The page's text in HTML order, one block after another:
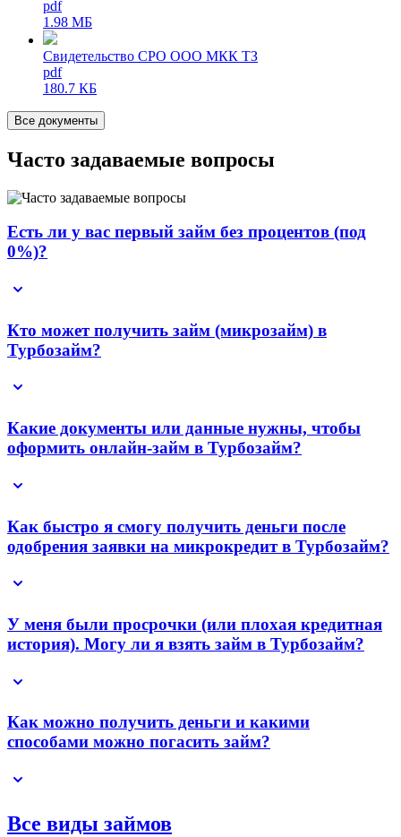
pdf
1.98 МБ
Свидетельство СРО ООО МКК ТЗ
pdf
180.7 КБ
Все документы
Часто задаваемые вопросы
Есть ли у вас первый займ без процентов (под
0%)?
Кто может получить займ (микрозайм) в
Турбозайм?
Какие документы или данные нужны, чтобы
оформить онлайн-займ в Турбозайм?
Как быстро я смогу получить деньги после
одобрения заявки на микрокредит в Турбозайм?
У меня были просрочки (или плохая кредитная
история). Могу ли я взять займ в Турбозайм?
Как можно получить деньги и какими
способами можно погасить займ?
Все виды займов